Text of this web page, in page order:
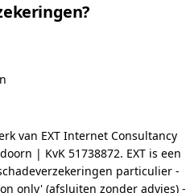
van EXT Internet Consultancy
| KvK 51738872. EXT is een
particulier -
only' (afsluiten zonder advies) -